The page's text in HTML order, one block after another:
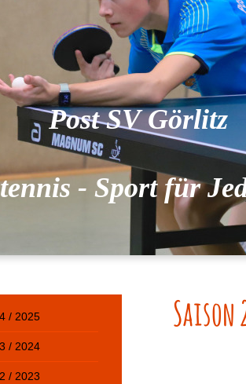
Post SV Görlitz
- Sport für
Saison
/ 2025
/ 2024
/ 2023